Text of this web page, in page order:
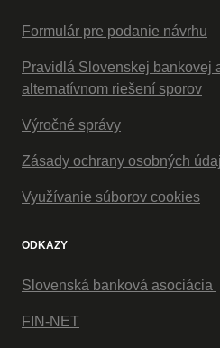
Formulár pre podanie návrhu
Pravidlá Slovenskej bankovej
alternatívnom riešení sporov
Výročné správy
Zásady ochrany osobných
Využívanie súborov cookies
ODKAZY
Slovenská banková asociácia
FIN-NET